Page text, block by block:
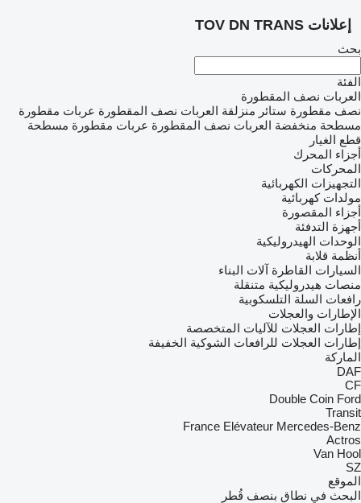
إعلانات TOV DN TRANS
بحث
الفئة
العربات نصف المقطورة
نصف مقطورة ستائر منزلقة العربات نصف المقطورة عربات مقطورة
مسطحة منخفضة العربات نصف المقطورة عربات مقطورة مسطحة
قطع الغيار
أجزاء المحرك
المحركات
التجهيزات الكهربائية
مولدات كهربائية
أجزاء المقصورة
أجهزة التدفئة
الوحدات الهيدروليكية
أنظمة قلابة
السيارات القاطرة آلات البناء
منصات هيدروليكية متنقلة
رافعات السلة التلسكوبية
الإطارات والعجلات
إطارات العجلات للآليات المتخصصة
إطارات العجلات للرافعات الشوكية الخفيفة
الماركة
DAF
CF
Double Coin Ford
Transit
France Elévateur Mercedes-Benz
Actros
Van Hool
SZ
الموقع
البحث في نطاق بنصف قُطر